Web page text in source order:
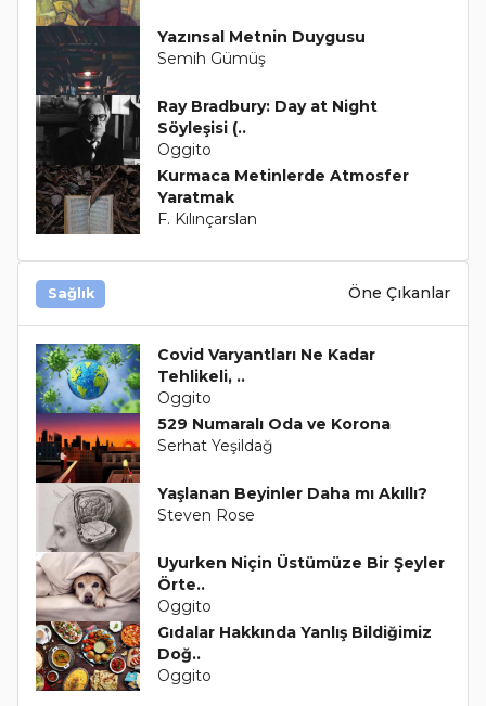
Yazınsal Metnin Duygusu
Semih Gümüş
Ray Bradbury: Day at Night
Söyleşisi (..
Oggito
Kurmaca Metinlerde Atmosfer
Yaratmak
F. Kılınçarslan
Sağlık Öne Çıkanlar
Covid Varyantları Ne Kadar
Tehlikeli, ..
Oggito
529 Numaralı Oda ve Korona
Serhat Yeşildağ
Yaşlanan Beyinler Daha mı Akıllı?
Steven Rose
Uyurken Niçin Üstümüze Bir Şeyler
Örte..
Oggito
Gıdalar Hakkında Yanlış Bildiğimiz
Doğ..
Oggito